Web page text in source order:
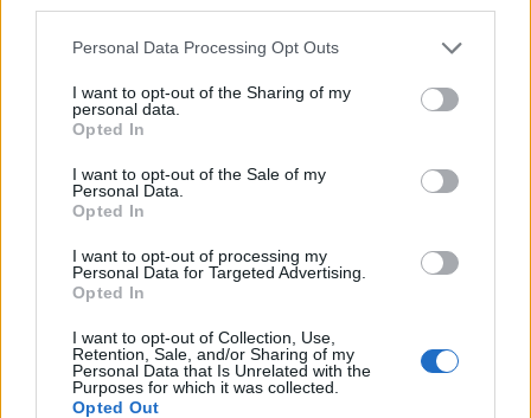
Personal Data Processing Opt Outs
I want to opt-out of the Sharing of my
personal data.
Opted In
I want to opt-out of the Sale of my
Personal Data.
Opted In
I want to opt-out of processing my
Personal Data for Targeted Advertising.
Opted In
I want to opt-out of Collection, Use,
Retention, Sale, and/or Sharing of my
Personal Data that Is Unrelated with the
Purposes for which it was collected.
Opted Out
Pedig szóltam… – Miért nem hiszünk a
gyűjteménye
Elyna Robbs: Adéle és az örökölt árnyak
Woody Allen megosztó zsenialitása